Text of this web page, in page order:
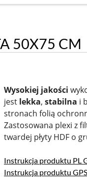
50X75 CM
Wysokiej jakości
jest lekka, stabilna i
stronach folią
Zastosowana plexi z
twardej płyty HDF o
Instrukcja produktu PL
Instrukcja produktu